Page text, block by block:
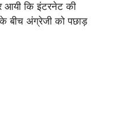
आयी कि इंटरनेट की
बीच अंग्रेजी को पछाड़